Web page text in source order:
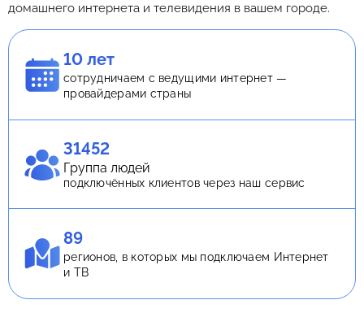
домашнего интернета и телевидения в вашем городе.
10 лет
сотрудничаем с ведущими интернет —
провайдерами страны
31452
Группа людей
подключённых клиентов через наш сервис
89
регионов, в которых мы подключаем Интернет
и ТВ